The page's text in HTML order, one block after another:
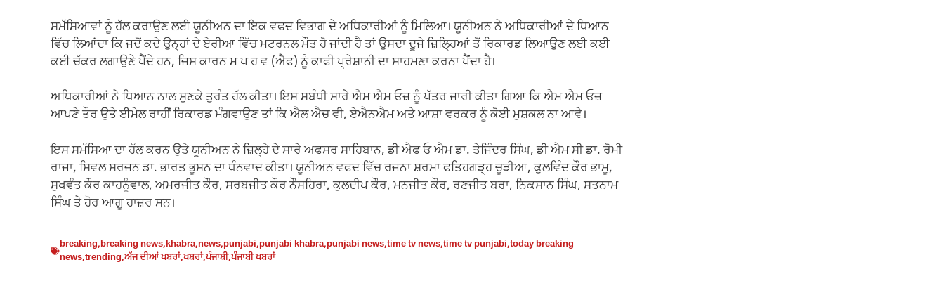
ਸਮੱਸਿਆਵਾਂ ਨੂੰ ਹੱਲ ਕਰਾਉਣ ਲਈ ਯੂਨੀਅਨ ਦਾ ਇਕ ਵਫਦ ਵਿਭਾਗ ਦੇ ਅਧਿਕਾਰੀਆਂ ਨੂੰ ਮਿਲਿਆ। ਯੂਨੀਅਨ ਨੇ ਅਧਿਕਾਰੀਆਂ ਦੇ ਧਿਆਨ
ਵਿੱਚ ਲਿਆਂਦਾ ਕਿ ਜਦੋਂ ਕਦੇ ਉਨ੍ਹਾਂ ਦੇ ਏਰੀਆ ਵਿੱਚ ਮਟਰਨਲ ਮੌਤ ਹੋ ਜਾਂਦੀ ਹੈ ਤਾਂ ਉਸਦਾ ਦੂਜੇ ਜ਼ਿਲ੍ਹਿਆਂ ਤੋਂ ਰਿਕਾਰਡ ਲਿਆਉਣ ਲਈ ਕਈ
ਕਈ ਚੱਕਰ ਲਗਾਉਣੇ ਪੈਂਦੇ ਹਨ, ਜਿਸ ਕਾਰਨ ਮ ਪ ਹ ਵ (ਐਫ) ਨੂੰ ਕਾਫੀ ਪ੍ਰੇਸ਼ਾਨੀ ਦਾ ਸਾਹਮਣਾ ਕਰਨਾ ਪੈਂਦਾ ਹੈ।
ਅਧਿਕਾਰੀਆਂ ਨੇ ਧਿਆਨ ਨਾਲ ਸੁਣਕੇ ਤੁਰੰਤ ਹੱਲ ਕੀਤਾ। ਇਸ ਸਬੰਧੀ ਸਾਰੇ ਐਮ ਐਮ ਓਜ਼ ਨੂੰ ਪੱਤਰ ਜਾਰੀ ਕੀਤਾ ਗਿਆ ਕਿ ਐਮ ਐਮ ਓਜ਼
ਆਪਣੇ ਤੌਰ ਉਤੇ ਈਮੇਲ ਰਾਹੀਂ ਰਿਕਾਰਡ ਮੰਗਵਾਉਣ ਤਾਂ ਕਿ ਐਲ ਐਚ ਵੀ, ਏਐਨਐਮ ਅਤੇ ਆਸ਼ਾ ਵਰਕਰ ਨੂੰ ਕੋਈ ਮੁਸ਼ਕਲ ਨਾ ਆਵੇ।
ਇਸ ਸਮੱਸਿਆ ਦਾ ਹੱਲ ਕਰਨ ਉਤੇ ਯੂਨੀਅਨ ਨੇ ਜ਼ਿਲ੍ਹੇ ਦੇ ਸਾਰੇ ਅਫਸਰ ਸਾਹਿਬਾਨ, ਡੀ ਐਫ ਓ ਐਮ ਡਾ. ਤੇਜਿੰਦਰ ਸਿੰਘ, ਡੀ ਐਮ ਸੀ ਡਾ. ਰੋਮੀ
ਰਾਜਾ, ਸਿਵਲ ਸਰਜਨ ਡਾ. ਭਾਰਤ ਭੂਸਨ ਦਾ ਧੰਨਵਾਦ ਕੀਤਾ। ਯੂਨੀਅਨ ਵਫਦ ਵਿੱਚ ਰਜਨਾ ਸ਼ਰਮਾ ਫਤਿਹਗੜ੍ਹ ਚੂੜੀਆ, ਕੁਲਵਿੰਦ ਕੌਰ ਭਾਮੂ,
ਸੁਖਵੰਤ ਕੌਰ ਕਾਹਨੂੰਵਾਲ, ਅਮਰਜੀਤ ਕੌਰ, ਸਰਬਜੀਤ ਕੌਰ ਨੌਸਹਿਰਾ, ਕੁਲਦੀਪ ਕੌਰ, ਮਨਜੀਤ ਕੌਰ, ਰਣਜੀਤ ਬਰਾ, ਨਿਕਸਾਨ ਸਿੰਘ, ਸਤਨਾਮ
ਸਿੰਘ ਤੇ ਹੋਰ ਆਗੂ ਹਾਜ਼ਰ ਸਨ।
breaking,breaking news,khabra,news,punjabi,punjabi khabra,punjabi news,time tv news,time tv punjabi,today breaking
news,trending,ਅੱਜ ਦੀਆਂ ਖਬਰਾਂ,ਖਬਰਾਂ,ਪੰਜਾਬੀ,ਪੰਜਾਬੀ ਖਬਰਾਂ